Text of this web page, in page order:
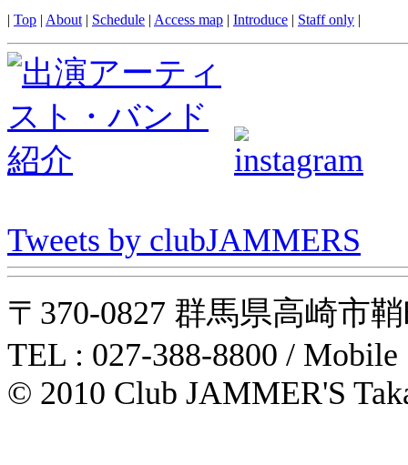
| Top | About | Schedule | Access map | Introduce | Staff only |
Tweets by clubJAMMERS
〒370-0827 群馬県高崎市
TEL : 027-388-8800 / Mobile
© 2010 Club JAMMER'S